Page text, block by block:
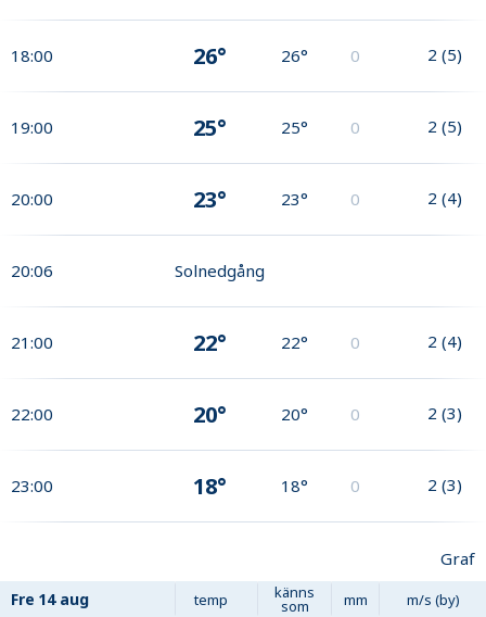
18:00 26° 26° 0 2 (5)
19:00 25° 25° 0 2 (5)
20:00 23° 23° 0 2 (4)
20:06 Solnedgång
21:00 22° 22° 0 2 (4)
22:00 20° 20° 0 2 (3)
23:00 18° 18° 0 2 (3)
Graf
Fre 14 aug temp känns
som mm m/s (by)